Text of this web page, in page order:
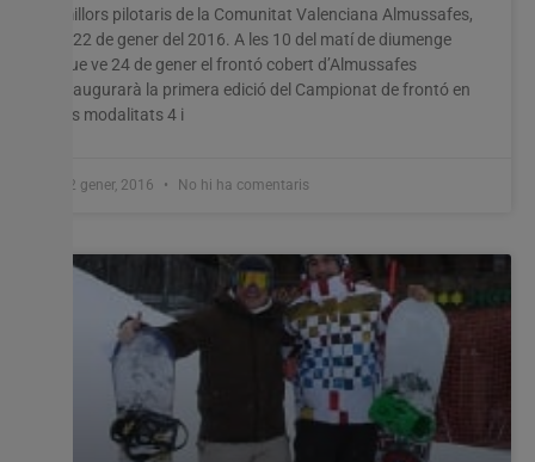
millors pilotaris de la Comunitat Valenciana Almussafes,
a 22 de gener del 2016. A les 10 del matí de diumenge
que ve 24 de gener el frontó cobert d’Almussafes
inaugurarà la primera edició del Campionat de frontó en
les modalitats 4 i
22 gener, 2016 No hi ha comentaris